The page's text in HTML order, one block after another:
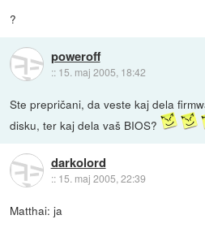
?
poweroff
:: 15. maj 2005, 18:42
Ste prepričani, da veste kaj dela
disku, ter kaj dela vaš BIOS?
darkolord
:: 15. maj 2005, 22:39
Matthai: ja